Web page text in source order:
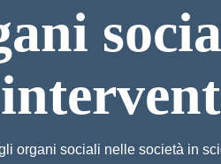
organi sociali nelle società in